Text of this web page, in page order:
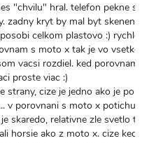
"chvilu" hral. telefon pekne
zadny kryt by mal byt skeneny
celkom plastovo :) rychlost
s moto x tak je vo vsetkom
vacsi rozdiel. ked porovnam
proste viac :)
strany, cize je jedno ako je
v porovnani s moto x potichu a
skaredo, relativne zle svetlo tak
horsie ako z moto x. cize ked to